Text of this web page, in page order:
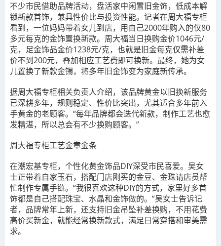
不少市民借助品牌活动，盘活家中闲置旧金饰，低成本解
锁新款首饰，兼具性价比与投资性能。记者在周大福专柜
看到，一位妈妈带着女儿到店，用自己2000年购入的仅80
多元每克的金饰置换新款。周大福当日换购金价1046元/
克，足金饰品金价1238元/克，也就是旧金每克仅需补差
价不到200元，叠加相应工艺费即可换新。最终，她为女
儿置换了新款金镯，将多年旧金饰变为家庭新传承。
据周大福专柜相关负责人介绍，该品牌黄金以旧换新服务
已深耕多年，规则稳定、性价比突出，尤其适合多年前入
手黄金的老顾客。“每年品牌都会迭代新款，制作工艺也愈
发精湛，所以总会有不少换购顾客。”
周大福专柜工艺金章金条
在潮宏基专柜，个性化黄金饰品DIY深受市民喜爱。吴女
士正带着自家玉石，搭配门店刚买的金豆、金珠请店员帮
忙制作专属手链。“我很喜欢这种DIY的方式，家里好多首
饰都是自己搭配珠宝、水晶和金饰做的。”吴女士告诉记
者，品牌常年上新，还支持旧金吊坠补差换购，不用花费
高价买新金，就能经常换新款式，满足日常穿搭和审美需
求。